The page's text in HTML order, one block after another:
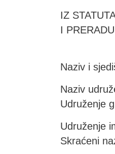
IZ
I
Naziv i
Naziv
Udruženje
Udruženje
Skraćeni